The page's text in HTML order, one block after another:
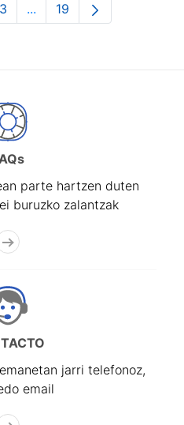
Orrialdea
3 ...Intermediate Pages Use
Orrialdea
19
parte hartzen duten
buruzko zalantzak
jarri telefonoz,
email